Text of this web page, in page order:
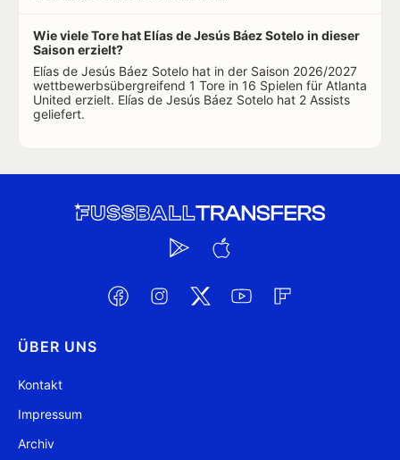
Wie viele Tore hat Elías de Jesús Báez Sotelo in dieser
Saison erzielt?
Elías de Jesús Báez Sotelo hat in der Saison 2026/2027
wettbewerbsübergreifend 1 Tore in 16 Spielen für Atlanta
United erzielt. Elías de Jesús Báez Sotelo hat 2 Assists
geliefert.
ÜBER UNS
Kontakt
Impressum
Archiv